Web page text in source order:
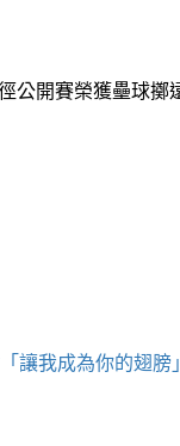
公開賽榮獲壘球擲
讓我成為你的翅